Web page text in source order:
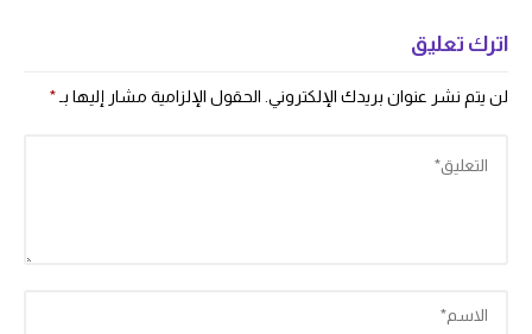
اترك تعليق
لن يتم نشر عنوان بريدك الإلكتروني. الحقول الإلزامية مشار إليها بـ *